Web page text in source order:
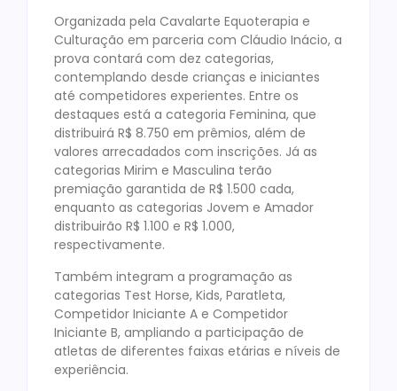
Organizada pela Cavalarte Equoterapia e
Culturação em parceria com Cláudio Inácio, a
prova contará com dez categorias,
contemplando desde crianças e iniciantes
até competidores experientes. Entre os
destaques está a categoria Feminina, que
distribuirá R$ 8.750 em prêmios, além de
valores arrecadados com inscrições. Já as
categorias Mirim e Masculina terão
premiação garantida de R$ 1.500 cada,
enquanto as categorias Jovem e Amador
distribuirão R$ 1.100 e R$ 1.000,
respectivamente.
Também integram a programação as
categorias Test Horse, Kids, Paratleta,
Competidor Iniciante A e Competidor
Iniciante B, ampliando a participação de
atletas de diferentes faixas etárias e níveis de
experiência.